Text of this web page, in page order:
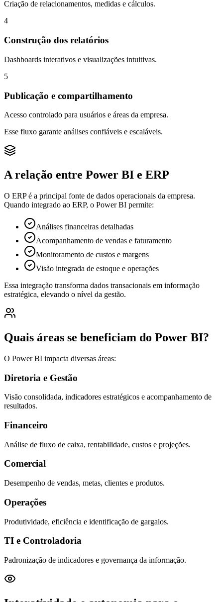
Criação de relacionamentos, medidas e cálculos.
4
Construção dos relatórios
Dashboards interativos e visualizações intuitivas.
5
Publicação e compartilhamento
Acesso controlado para usuários e áreas da empresa.
Esse fluxo garante análises confiáveis e escaláveis.
A relação entre Power BI e ERP
O ERP é a principal fonte de dados operacionais da empresa.
Quando integrado ao ERP, o Power BI permite:
Análises financeiras detalhadas
Acompanhamento de vendas e faturamento
Monitoramento de custos e margens
Visão integrada de estoque e operações
Essa integração transforma dados transacionais em informação
estratégica, elevando o nível da gestão.
Quais áreas se beneficiam do Power BI?
O Power BI impacta diversas áreas:
Diretoria e Gestão
Visão consolidada, indicadores estratégicos e acompanhamento de
resultados.
Financeiro
Análise de fluxo de caixa, rentabilidade, custos e projeções.
Comercial
Desempenho de vendas, metas, clientes e produtos.
Operações
Produtividade, eficiência e identificação de gargalos.
TI e Controladoria
Padronização de indicadores e governança da informação.